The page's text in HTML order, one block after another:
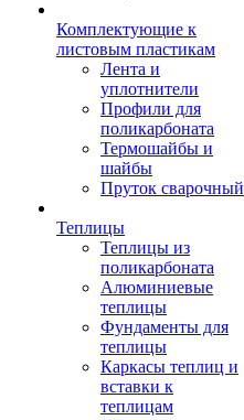
Комплектующие к
листовым пластикам
Лента и
уплотнители
Профили для
поликарбоната
Термошайбы и
шайбы
Пруток сварочный
Теплицы
Теплицы из
поликарбоната
Алюминиевые
теплицы
Фундаменты для
теплицы
Каркасы теплиц и
вставки к
теплицам